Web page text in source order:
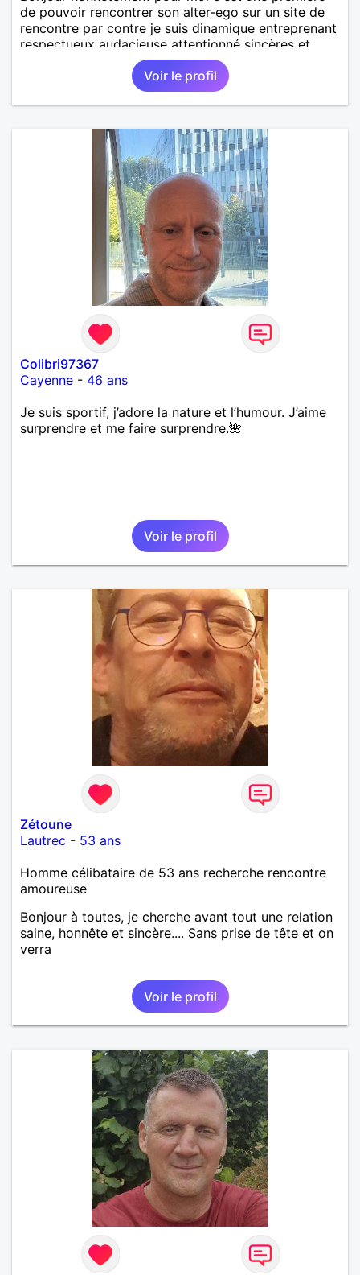
de pouvoir rencontrer son alter-ego sur un site de
rencontre par contre je suis dinamique entreprenant
respectueux audacieuse attentionné sincères et
expressif et j' aime surtout les câlins et à les
partager avec humour et amour bisous à+ à bientôt
Voir le profil
Colibri97367
Cayenne - 46 ans
Je suis sportif, j’adore la nature et l’humour. J’aime
surprendre et me faire surprendre.🌺
Voir le profil
Zétoune
Lautrec - 53 ans
Homme célibataire de 53 ans recherche rencontre
amoureuse
Bonjour à toutes, je cherche avant tout une relation
saine, honnête et sincère.... Sans prise de tête et on
verra
Voir le profil